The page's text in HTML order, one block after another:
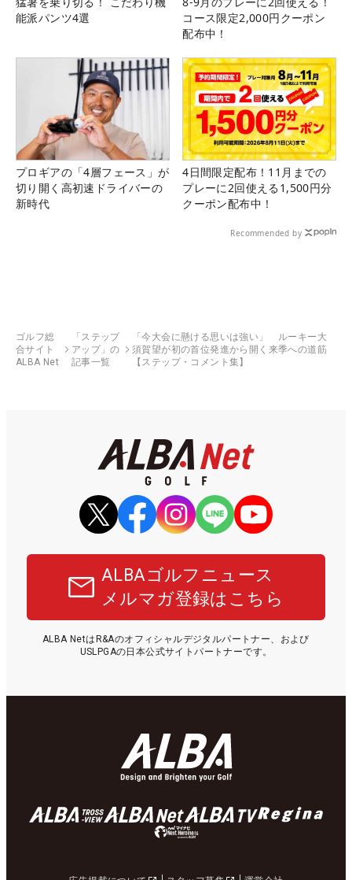
能派パンツ4選
コース限定2,000円クーポン
配布中！
プロギアの「4層フェース」が
切り開く高初速ドライバーの
新時代
4日間限定配布！11月までの
プレーに2回使える1,500円分
クーポン配布中！
Recommended by
ゴルフ総
合サイト
ALBA Net
「ステップ
アップ」の
記事一覧
「今大会に懸ける思いは強い」 ルーキー大
須賀望が初の首位発進から開く来季への道筋
【ステップ・コメント集】
ALBAゴルフニュース
メルマガ登録はこちら
ALBA NetはR&Aのオフィシャルデジタルパートナー、および
USLPGAの日本公式サイトパートナーです。